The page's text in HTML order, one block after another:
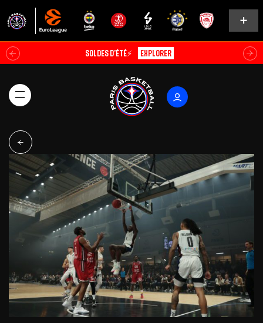
Soldes d’été⚡ Explorer